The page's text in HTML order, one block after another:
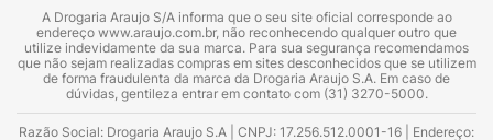
A Drogaria Araujo S/A informa que o seu site oficial corresponde ao
endereço www.araujo.com.br, não reconhecendo qualquer outro que
utilize indevidamente da sua marca. Para sua segurança recomendamos
que não sejam realizadas compras em sites desconhecidos que se utilizem
de forma fraudulenta da marca da Drogaria Araujo S.A. Em caso de
dúvidas, gentileza entrar em contato com (31) 3270-5000.
Razão Social: Drogaria Araujo S.A | CNPJ: 17.256.512.0001-16 | Endereço: